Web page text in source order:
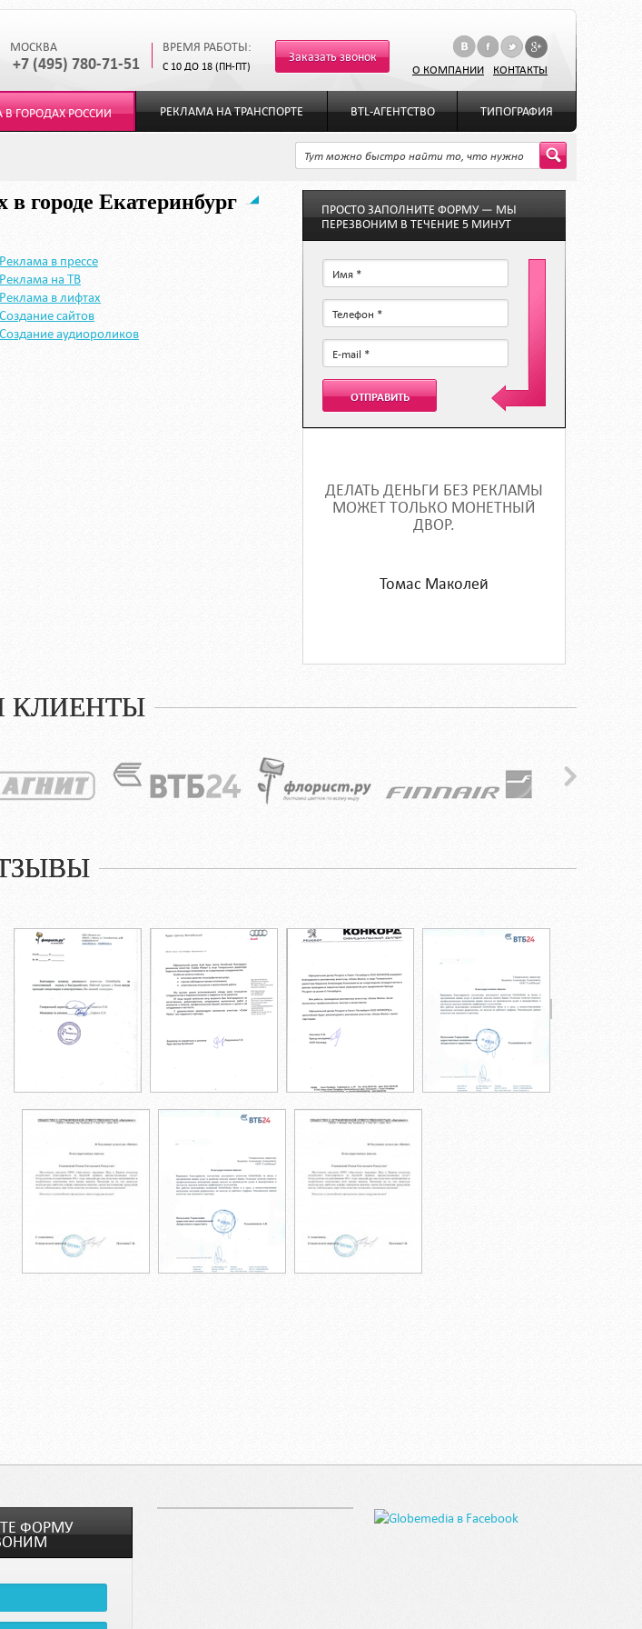
МОСКВА
+7 (495) 780-71-51
ВРЕМЯ РАБОТЫ:
С 10 ДО 18 (ПН-ПТ)
Заказать звонок
О КОМПАНИИ КОНТАКТЫ
ГОРОДАХ РОССИИ РЕКЛАМА НА ТРАНСПОРТЕ BTL-АГЕНТСТВО ТИПОГРАФИЯ
городе Екатеринбург
Реклама в прессе
Реклама на ТВ
Реклама в лифтах
Создание сайтов
Создание аудиороликов
ПРОСТО ЗАПОЛНИТЕ ФОРМУ — МЫ
ПЕРЕЗВОНИМ В ТЕЧЕНИЕ 5 МИНУТ
ДЕЛАТЬ ДЕНЬГИ БЕЗ РЕКЛАМЫ
МОЖЕТ ТОЛЬКО МОНЕТНЫЙ
ДВОР.
Томас Маколей
ФОРМУ